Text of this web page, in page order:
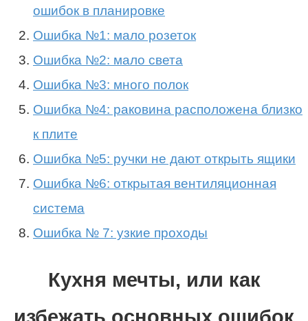
ошибок в планировке
Ошибка №1: мало розеток
Ошибка №2: мало света
Ошибка №3: много полок
Ошибка №4: раковина расположена близко
к плите
Ошибка №5: ручки не дают открыть ящики
Ошибка №6: открытая вентиляционная
система
Ошибка № 7: узкие проходы
Кухня мечты, или как